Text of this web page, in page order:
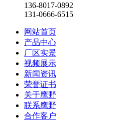
136-8017-0892
131-0666-6515
网站首页
产品中心
厂区实景
视频展示
新闻资讯
荣誉证书
关于鹰野
联系鹰野
合作客户